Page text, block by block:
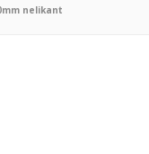
nelikant